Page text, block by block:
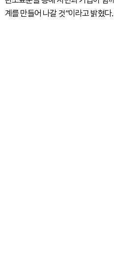
계를 만들어 나갈 것”이라고 밝혔다.